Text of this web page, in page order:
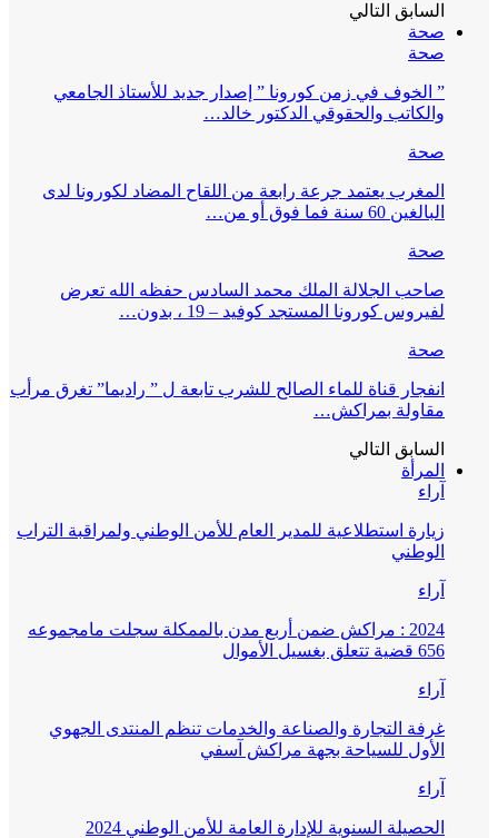
السابق التالي
صحة
صحة
” الخوف في زمن كورونا ” إصدار جديد للأستاذ الجامعي
والكاتب والحقوقي الدكتور خالد…
صحة
المغرب يعتمد جرعة رابعة من اللقاح المضاد لكورونا لدى
البالغين 60 سنة فما فوق أو من…
صحة
صاحب الجلالة الملك محمد السادس حفظه الله تعرض
لفيروس كورونا المستجد كوفيد – 19 ، بدون…
صحة
انفجار قناة للماء الصالح للشرب تابعة ل ” راديما” تغرق مرأب
مقاولة بمراكش…
السابق التالي
المرأة
آراء
زيارة استطلاعية للمدير العام للأمن الوطني ولمراقبة التراب
الوطني
آراء
2024 : مراكش ضمن أربع مدن بالممكلة سجلت مامجموعه
656 قضية تتعلق بغسيل الأموال
آراء
غرفة التجارة والصناعة والخدمات تنظم المنتدى الجهوي
الأول للسياحة بجهة مراكش آسفي
آراء
الحصيلة السنوية للإدارة العامة للأمن الوطني 2024